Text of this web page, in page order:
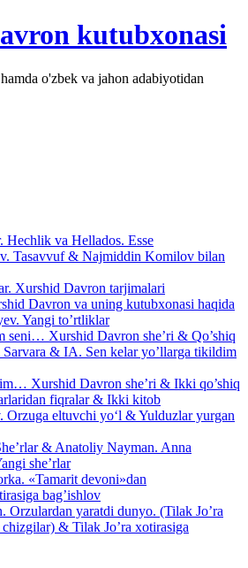
o'zbek va jahon adabiyotidan
va Hellados. Esse
Tasavvuf & Najmiddin Komilov bilan
Xurshid Davron tarjimalari
Davron va uning kutubxonasi haqida
Yangi to’rtliklar
seni… Xurshid Davron she’ri & Qo’shiq
& IA. Sen kelar yo’llarga tikildim
Xurshid Davron she’ri & Ikki qo’shiq
fiqralar & Ikki kitob
Orzuga eltuvchi yo‘l & Yulduzlar yurgan
& Anatoliy Nayman. Anna
she’rlar
«Tamarit devoni»dan
bag’ishlov
Orzulardan yaratdi dunyo. (Tilak Jo’ra
& Tilak Jo’ra xotirasiga